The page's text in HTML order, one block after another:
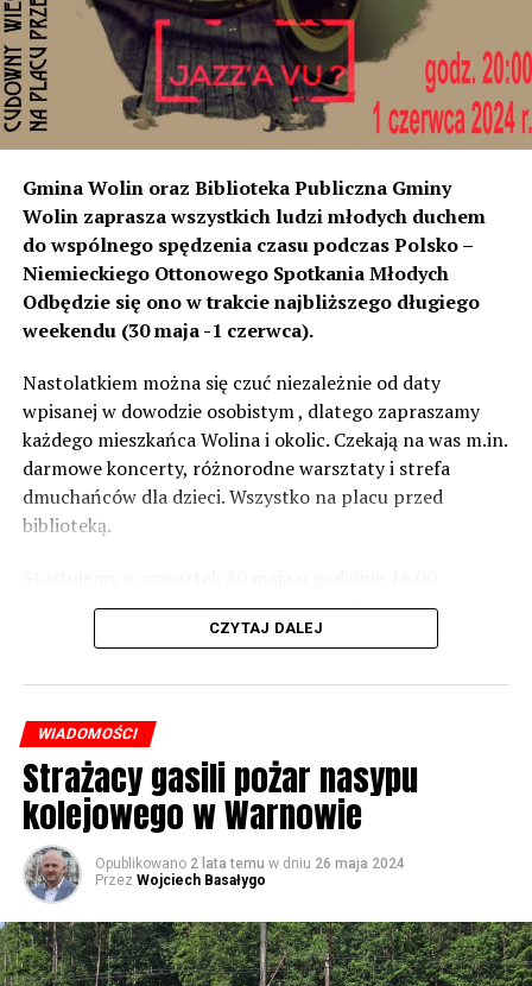
poziom dźwięku co tam. Sprawdzałyśmy, że odległość
naszych nieruchomości od drogi jest taka sama, a nawet
w stosunku do niektórych mniejsza niż tych, które są na
początku miejscowości chronione ekranami – mówi
Jolanta Podhajska.
Przedstawiciel GDDKiA mówi, że po roku od oddania
inwestycji będzie przeprowadzona ponowna analiza
hałasu, jeśli decybeli będzie więcej niż sądzono –
wówczas ekrany zostaną zamontowane.
– Jeżeli wyjdzie na to, że są przekroczone normy, to
zabezpieczeń. Dopóki nie będzie tych przekroczonych
norm dopuszczalnego hałasu, no to nie możemy nic
zrobić. Tam są odpowiednie normy – 61 i 56 decybeli –
zaznacza.
Foto: Wojciech Basałygo
Gmina Wolin oraz Biblioteka Publiczna Gminy
Wolin zaprasza wszystkich ludzi młodych duchem
do wspólnego spędzenia czasu podczas Polsko –
Niemieckiego Ottonowego Spotkania Młodych
Odbędzie się ono w trakcie najbliższego długiego
weekendu (30 maja -1 czerwca).
Nastolatkiem można się czuć niezależnie od daty
wpisanej w dowodzie osobistym , dlatego zapraszamy
każdego mieszkańca Wolina i okolic. Czekają na was m.in.
darmowe koncerty, różnorodne warsztaty i strefa
dmuchańców dla dzieci. Wszystko na placu przed
biblioteką.
występami zespołów „Yellow” i „Specyficzni”.
CZYTAJ DALEJ
WIADOMOŚCI
Strażacy gasili pożar nasypu
kolejowego w Warnowie
Opublikowano 2 lata temu w dniu 26 maja 2024
Przez Wojciech Basałygo